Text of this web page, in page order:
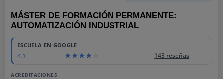
MÁSTER DE FORMACIÓN PERMANENTE:
AUTOMATIZACIÓN INDUSTRIAL
ESCUELA EN GOOGLE
4.1 143 reseñas
ACREDITACIONES